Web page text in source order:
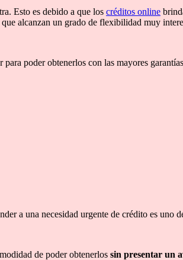
Esto es debido a que los créditos online
que alcanzan un grado de flexibilidad muy
poder obtenerlos con las mayores
a una necesidad urgente de crédito es uno
de poder obtenerlos sin presentar un